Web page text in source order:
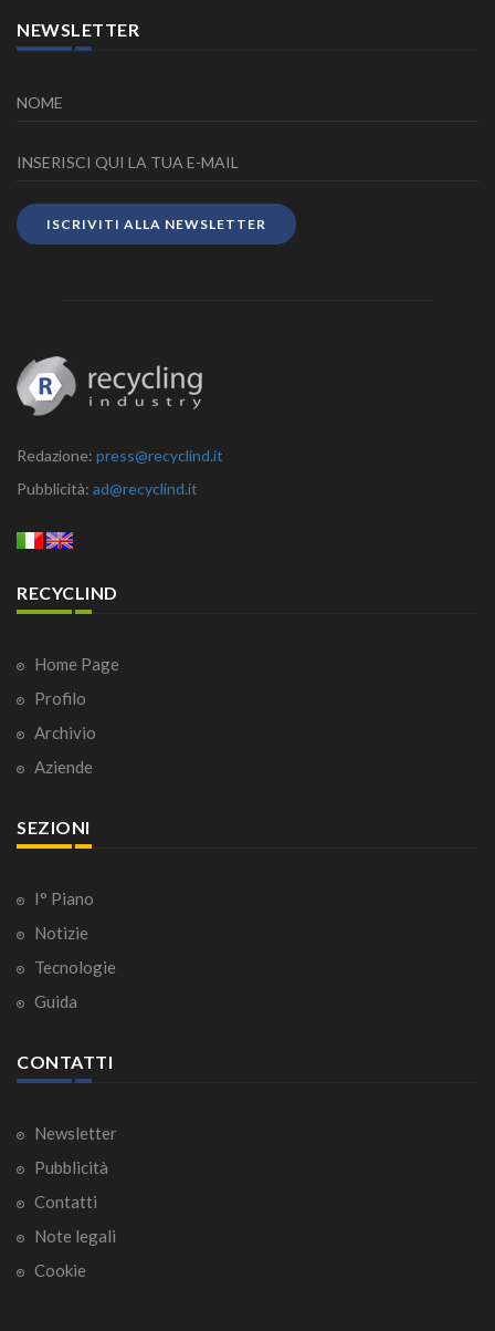
NEWSLETTER
ISCRIVITI ALLA NEWSLETTER
Redazione: press@recyclind.it
Pubblicità: ad@recyclind.it
RECYCLIND
Home Page
Profilo
Archivio
Aziende
SEZIONI
I° Piano
Notizie
Tecnologie
Guida
CONTATTI
Newsletter
Pubblicità
Contatti
Note legali
Cookie